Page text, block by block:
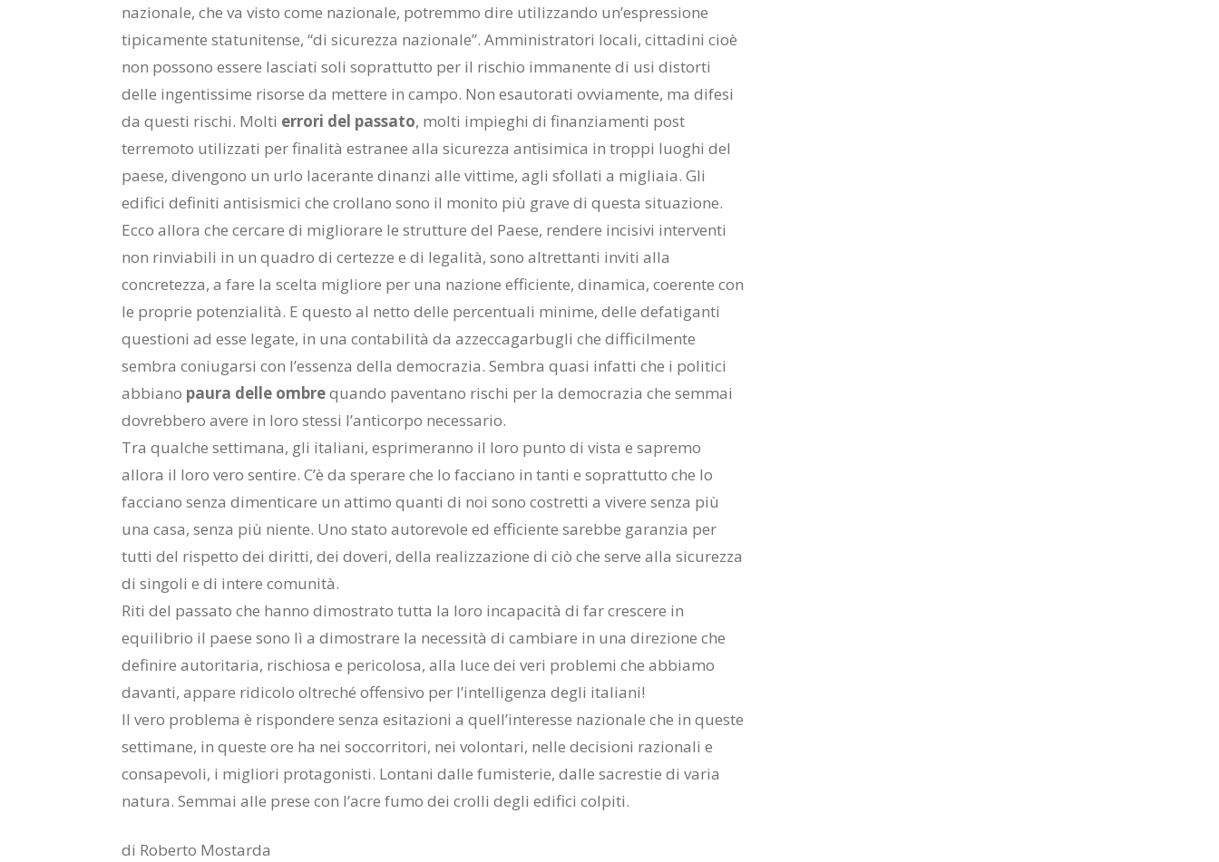
nazionale, che va visto come nazionale, potremmo dire utilizzando un’espressione
tipicamente statunitense, “di sicurezza nazionale”. Amministratori locali, cittadini cioè
non possono essere lasciati soli soprattutto per il rischio immanente di usi distorti
delle ingentissime risorse da mettere in campo. Non esautorati ovviamente, ma difesi
da questi rischi. Molti errori del passato, molti impieghi di finanziamenti post
terremoto utilizzati per finalità estranee alla sicurezza antisimica in troppi luoghi del
paese, divengono un urlo lacerante dinanzi alle vittime, agli sfollati a migliaia. Gli
edifici definiti antisismici che crollano sono il monito più grave di questa situazione.
Ecco allora che cercare di migliorare le strutture del Paese, rendere incisivi interventi
non rinviabili in un quadro di certezze e di legalità, sono altrettanti inviti alla
concretezza, a fare la scelta migliore per una nazione efficiente, dinamica, coerente con
le proprie potenzialità. E questo al netto delle percentuali minime, delle defatiganti
questioni ad esse legate, in una contabilità da azzeccagarbugli che difficilmente
sembra coniugarsi con l’essenza della democrazia. Sembra quasi infatti che i politici
abbiano paura delle ombrequando paventano rischi per la democrazia che semmai
dovrebbero avere in loro stessi l’anticorpo necessario.
Tra qualche settimana, gli italiani, esprimeranno il loro punto di vista e sapremo
allora il loro vero sentire. C’è da sperare che lo facciano in tanti e soprattutto che lo
facciano senza dimenticare un attimo quanti di noi sono costretti a vivere senza più
una casa, senza più niente. Uno stato autorevole ed efficiente sarebbe garanzia per
tutti del rispetto dei diritti, dei doveri, della realizzazione di ciò che serve alla sicurezza
di singoli e di intere comunità.
Riti del passato che hanno dimostrato tutta la loro incapacità di far crescere in
equilibrio il paese sono lì a dimostrare la necessità di cambiare in una direzione che
definire autoritaria, rischiosa e pericolosa, alla luce dei veri problemi che abbiamo
davanti, appare ridicolo oltreché offensivo per l’intelligenza degli italiani!
Il vero problema è rispondere senza esitazioni a quell’interesse nazionale che in queste
settimane, in queste ore ha nei soccorritori, nei volontari, nelle decisioni razionali e
consapevoli, i migliori protagonisti. Lontani dalle fumisterie, dalle sacrestie di varia
natura. Semmai alle prese con l’acre fumo dei crolli degli edifici colpiti.
di Roberto Mostarda